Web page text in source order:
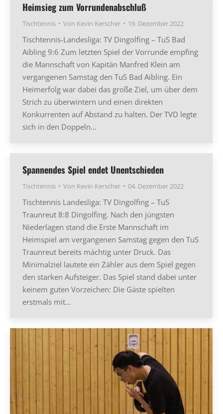
Heimsieg zum Vorrundenabschluß
Tischtennis Von Kevin Kerscher 19. Dezember 2022
Tischtennis-Landesliga: TV Dingolfing – TuS Bad
Aibling 9:6 Zum letzten Spiel der Vorrunde empfing
die Mannschaft von Kapitän Manfred Klein am
vergangenen Samstag den TuS Bad Aibling. Ein
Heimerfolg war dabei das große Ziel, um über dem
Strich zu überwintern und einen direkten
Konkurrenten auf Abstand zu halten. Der TVD legte
sich in den Doppeln…
Spannendes Spiel endet Unentschieden
Tischtennis Von Kevin Kerscher 04. Dezember 2022
Tischtennis Landesliga: TV Dingolfing – TuS
Traunreut 8:8 Dingolfing. Nach den jüngsten
Niederlagen stand die Erste Mannschaft im
Heimspiel am vergangenen Samstag gegen den TuS
Traunreut bereits mächtig unter Druck. Das
Minimalziel lautete ein Zähler aus dem Spiel gegen
den starken Aufsteiger. Das Spiel stand dabei unter
keinem guten Vorzeichen: Die Gäste spielten
erstmals mit…